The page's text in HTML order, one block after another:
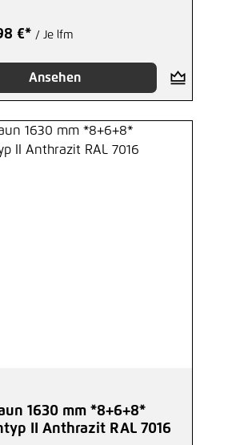
€* / Je lfm
Ansehen
1630 mm *8+6+8*
II Anthrazit RAL 7016